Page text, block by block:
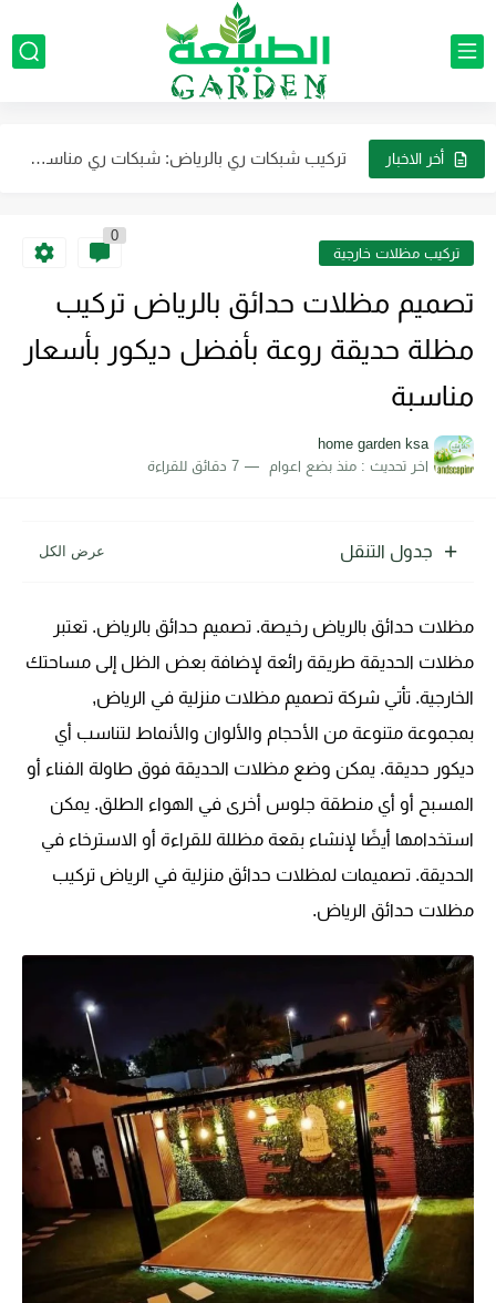
أخر الاخبار
تصميم مظلات حدائق خارجية للمنازل تصميم أشكال مظلات حدائق بالرياض
مظلات حدائق رخيصة في الرياض تركيب مظلات حدائق حديدية: الحلول...
تركيب مظلات أسطح المنازل بالرياض: إبداع وتنوع يضفيان لمسة فريدة...
شركة تنسيق حدائق بالرياض شركة رائدة في مجالها وتتميز بالاحترافية...
تركيب مظلات خارجية
0
تصميم مظلات حدائق بالرياض تركيب
مظلة حديقة روعة بأفضل ديكور بأسعار
مناسبة
home garden ksa
اخر تحديث : منذ بضع اعوام 7 دقائق للقراءة
جدول التنقل
مظلات حدائق بالرياض رخيصة. تصميم حدائق بالرياض. تعتبر
مظلات الحديقة طريقة رائعة لإضافة بعض الظل إلى مساحتك
الخارجية. تأتي شركة تصميم مظلات منزلية في الرياض,
بمجموعة متنوعة من الأحجام والألوان والأنماط لتناسب أي
ديكور حديقة. يمكن وضع مظلات الحديقة فوق طاولة الفناء أو
المسبح أو أي منطقة جلوس أخرى في الهواء الطلق. يمكن
استخدامها أيضًا لإنشاء بقعة مظللة للقراءة أو الاسترخاء في
الحديقة. تصميمات لمظلات حدائق منزلية في الرياض تركيب
مظلات حدائق الرياض.